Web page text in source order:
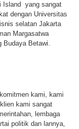
Island yang sangat
dengan Universitas
selatan Jakarta
Margasatwa
Budaya Betawi.
kami, kami
kami sangat
lembaga
politik dan lannya,